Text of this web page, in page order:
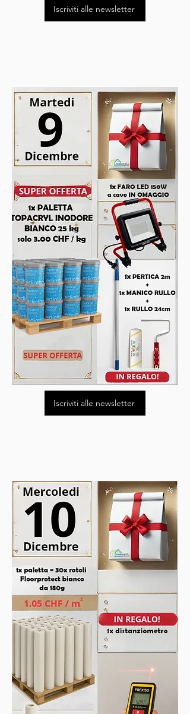
Iscriviti alle newsletter
Iscriviti alle newsletter